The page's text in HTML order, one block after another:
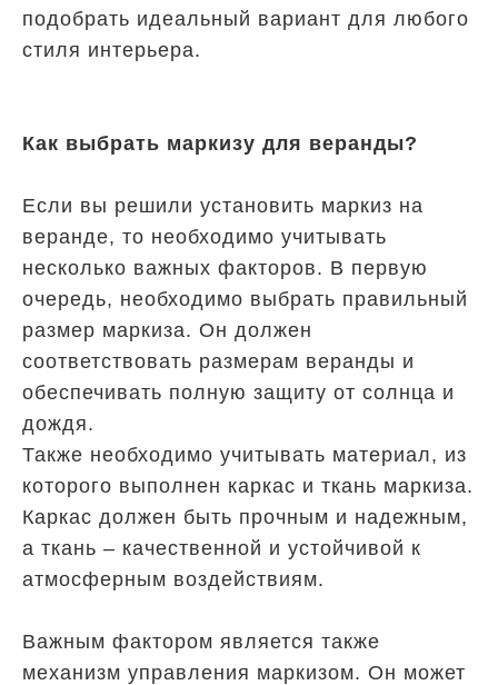
подобрать идеальный вариант для любого
стиля интерьера.
Как выбрать маркизу для веранды?
Если вы решили установить маркиз на
веранде, то необходимо учитывать
несколько важных факторов. В первую
очередь, необходимо выбрать правильный
размер маркиза. Он должен
соответствовать размерам веранды и
обеспечивать полную защиту от солнца и
дождя.
Также необходимо учитывать материал, из
которого выполнен каркас и ткань маркиза.
Каркас должен быть прочным и надежным,
а ткань – качественной и устойчивой к
атмосферным воздействиям.
Важным фактором является также
механизм управления маркизом. Он может